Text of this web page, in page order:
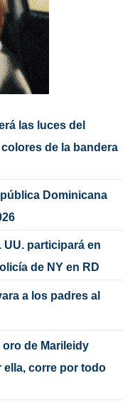
las luces del
de la bandera
Dominicana
UU. participará en
de NY en RD
a los padres al
oro de Marileidy
ella, corre por todo